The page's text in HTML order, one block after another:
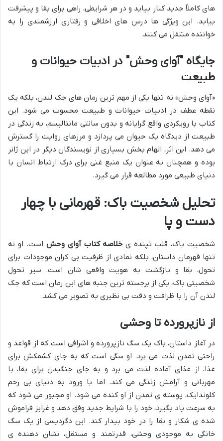
های کاملاً جدید کنار بیاید و در هر شرایطی، راهی برای بقا و پیشرفت
بیابد. این ویژگی ها درس های اخلاقی و رفتاری ارزشمندی را به
خواننده منتقل می کنند.
جایگاه "آوای وحش" در ادبیات حیوانات و
طبیعت
«آوای وحش» نه تنها یکی از مهم ترین رمان های جک لندن، بلکه یک
نقطه عطف در ادبیات حیوانات و طبیعت محسوب می شود. این
کتاب با رویکردی واقع گرایانه و بدون سانتی مانتالیسم، به زندگی در
طبیعت از دیدگاه یک حیوان می پردازد و مرزهای روایت را گسترش
می دهد. این اثر، الهام بخش بسیاری از نویسندگان دیگر در این ژانر
بوده و همچنان به عنوان یک منبع غنی برای درک ارتباط انسان با
دنیای طبیعی مورد مطالعه قرار می گیرد.
تحلیل شخصیت باک: قهرمانی با چهار
دست و پا
شخصیت باک، قلب تپنده ی خلاصه کتاب آوای وحش است. او نه
تنها قهرمان داستان، بلکه نمادی از ظرفیت بی کران موجودات برای
تحول، بقا و بازگشت به هویت واقعی شان است. سیر تحول
شخصیتی باک، یکی از برجسته ترین جنبه های این رمان است که جک
لندن آن را با ظرافت و دقت بی نظیری به تصویر می کشد.
از نازپرورده تا وحشی
در آغاز داستان، باک یک سگ نازپرورده و اشرافی است که از قواعد و
راحتی تمدن لذت می برد. او سگی است که به جای کشمکش برای
غذا، از غذای آماده لذت می برد و به جای جنگیدن برای بقا، با
مهربانی و آرامش زندگی می کند. اما با ورود به دنیای بی رحم
کلوندایک، پوسته ی تمدن از او کنده می شود. او مجبور می شود که
به سرعت یاد بگیرد، خود را با شرایط جدید وفق دهد و غرایز فراموش
شده ی شکار و بقا را در خود بیدار کند. این دگردیسی از یک سگ
خانگی به موجودی وحشی، قدرتمند و مستقل، نشان دهنده ی